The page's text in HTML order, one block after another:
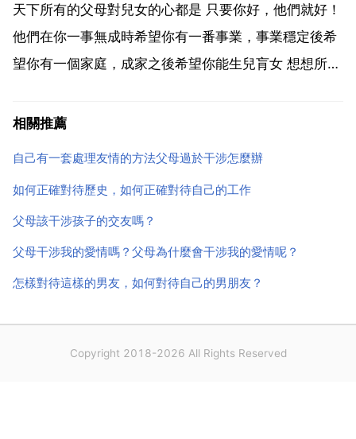
爸很可能已經有了一定程度的精神性障礙。作為子女應
該充分體諒父母...
天下所有的父母對兒女的心都是 只要你好，他們就好！
他們在你一事無成時希望你有一番事業，事業穩定後希
望你有一個家庭，成家之後希望你能生兒肓女 想想所有
容，就像父母小時候對我們一樣，我們經常犯錯誤，是
相關推薦
自己有一套處理友情的方法父母過於干涉怎麼辦
如何正確對待歷史，如何正確對待自己的工作
父母該干涉孩子的交友嗎？
父母干涉我的愛情嗎？父母為什麼會干涉我的愛情呢？
怎樣對待這樣的男友，如何對待自己的男朋友？
Copyright 2018-2026 All Rights Reserved